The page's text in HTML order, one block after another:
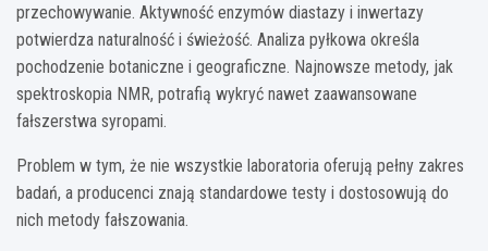
przechowywanie. Aktywność enzymów diastazy i inwertazy
potwierdza naturalność i świeżość. Analiza pyłkowa określa
pochodzenie botaniczne i geograficzne. Najnowsze metody, jak
spektroskopia NMR, potrafią wykryć nawet zaawansowane
fałszerstwa syropami.
Problem w tym, że nie wszystkie laboratoria oferują pełny zakres
badań, a producenci znają standardowe testy i dostosowują do
nich metody fałszowania.